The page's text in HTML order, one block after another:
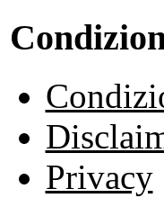
Privacy